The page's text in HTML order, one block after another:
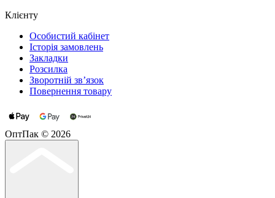
Клієнту
Особистий кабінет
Історія замовлень
Закладки
Розсилка
Зворотній зв’язок
Повернення товару
ОптПак © 2026